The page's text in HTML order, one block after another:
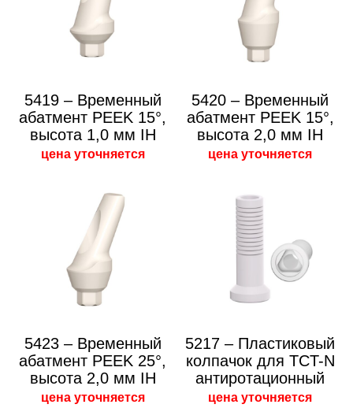
5419 – Временный
абатмент PEEK 15°,
высота 1,0 мм IH
цена уточняется
5420 – Временный
абатмент PEEK 15°,
высота 2,0 мм IH
цена уточняется
5423 – Временный
абатмент PEEK 25°,
высота 2,0 мм IH
цена уточняется
5217 – Пластиковый
колпачок для TCT-N
антиротационный
цена уточняется